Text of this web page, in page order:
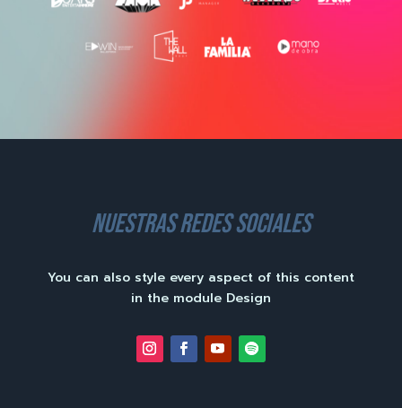
nuestras redes sociales
You can also style every aspect of this content
in the module Design